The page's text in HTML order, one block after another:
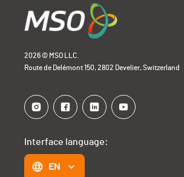
2026 © MSO LLC.
Route de Delémont 150, 2802 Develier, Switzerland
Interface language:
EN